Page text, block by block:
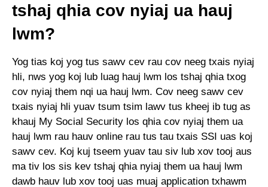
tshaj qhia cov nyiaj ua hauj
lwm?
Yog tias koj yog tus sawv cev rau cov neeg txais nyiaj
hli, nws yog koj lub luag hauj lwm los tshaj qhia txog
cov nyiaj them nqi ua hauj lwm. Cov neeg sawv cev
txais nyiaj hli yuav tsum tsim lawv tus kheej ib tug as
khauj My Social Security los qhia cov nyiaj them ua
hauj lwm rau hauv online rau tus tau txais SSI uas koj
sawv cev. Koj kuj tseem yuav tau siv lub xov tooj aus
ma tiv los sis kev tshaj qhia nyiaj them ua hauj lwm
dawb hauv lub xov tooj uas muaj application txhawm